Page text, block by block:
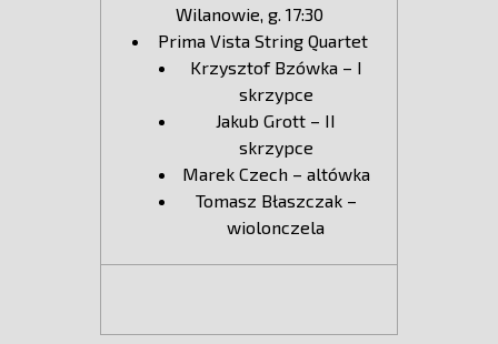
Wilanowie, g. 17:30
Prima Vista String Quartet
Krzysztof Bzówka – I
skrzypce
Jakub Grott – II
skrzypce
Marek Czech – altówka
Tomasz Błaszczak –
wiolonczela